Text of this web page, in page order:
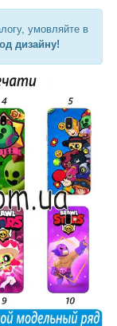
умовляйте в
дизайну!